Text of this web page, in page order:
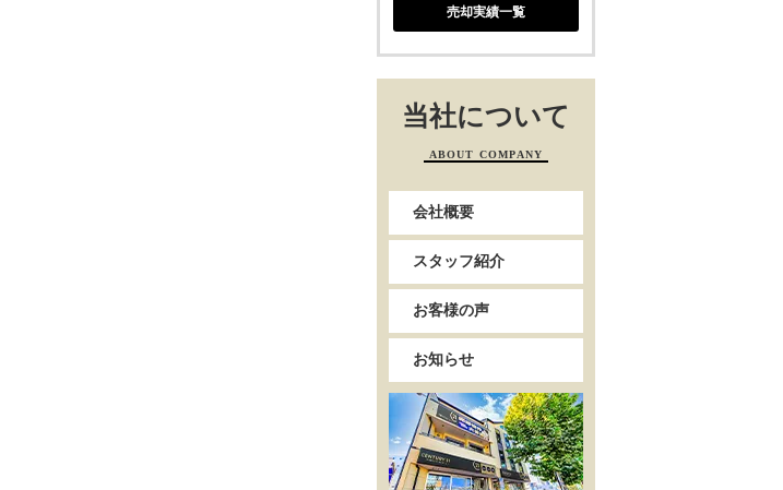
売却実績一覧
当社について
ABOUT COMPANY
会社概要
スタッフ紹介
お客様の声
お知らせ